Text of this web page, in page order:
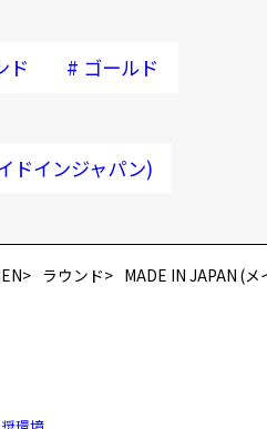
お申し込み
ド # ゴールド
ドインジャパン)
ラウンド MADE IN JAPAN (